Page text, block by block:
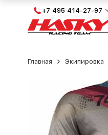
+7 495 414-27-97
Главная Экипировка